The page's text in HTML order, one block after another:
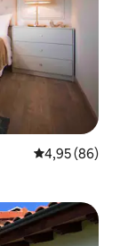
Gemiddelde
4,95 (86)